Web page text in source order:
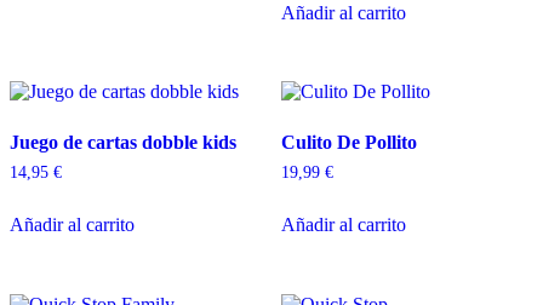
Añadir al carrito
Juego de cartas dobble kids
14,95 €
Añadir al carrito
Culito De Pollito
19,99 €
Añadir al carrito